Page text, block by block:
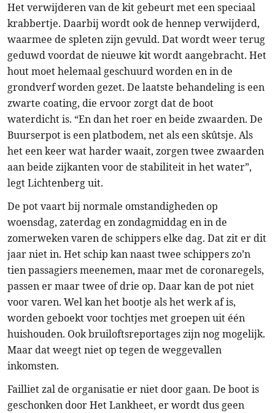
Het verwijderen van de kit gebeurt met een speciaal
krabbertje. Daarbij wordt ook de hennep verwijderd,
waarmee de spleten zijn gevuld. Dat wordt weer terug
geduwd voordat de nieuwe kit wordt aangebracht. Het
hout moet helemaal geschuurd worden en in de
grondverf worden gezet. De laatste behandeling is een
zwarte coating, die ervoor zorgt dat de boot
waterdicht is. “En dan het roer en beide zwaarden. De
Buurserpot is een platbodem, net als een skûtsje. Als
het een keer wat harder waait, zorgen twee zwaarden
aan beide zijkanten voor de stabiliteit in het water”,
legt Lichtenberg uit.
De pot vaart bij normale omstandigheden op
woensdag, zaterdag en zondagmiddag en in de
zomerweken varen de schippers elke dag. Dat zit er dit
jaar niet in. Het schip kan naast twee schippers zo’n
tien passagiers meenemen, maar met de coronaregels,
passen er maar twee of drie op. Daar kan de pot niet
voor varen. Wel kan het bootje als het werk af is,
worden geboekt voor tochtjes met groepen uit één
huishouden. Ook bruiloftsreportages zijn nog mogelijk.
Maar dat weegt niet op tegen de weggevallen
inkomsten.
Failliet zal de organisatie er niet door gaan. De boot is
geschonken door Het Lankheet, er wordt dus geen